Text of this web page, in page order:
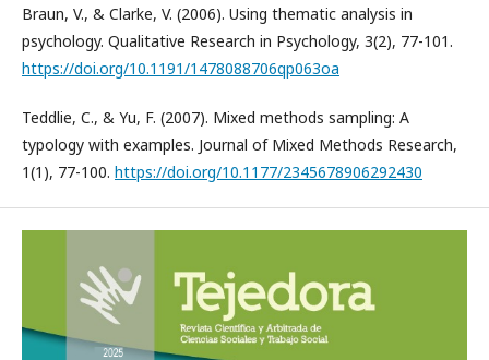
Braun, V., & Clarke, V. (2006). Using thematic analysis in
psychology. Qualitative Research in Psychology, 3(2), 77-101.
https://doi.org/10.1191/1478088706qp063oa
Teddlie, C., & Yu, F. (2007). Mixed methods sampling: A
typology with examples. Journal of Mixed Methods Research,
1(1), 77-100. https://doi.org/10.1177/2345678906292430